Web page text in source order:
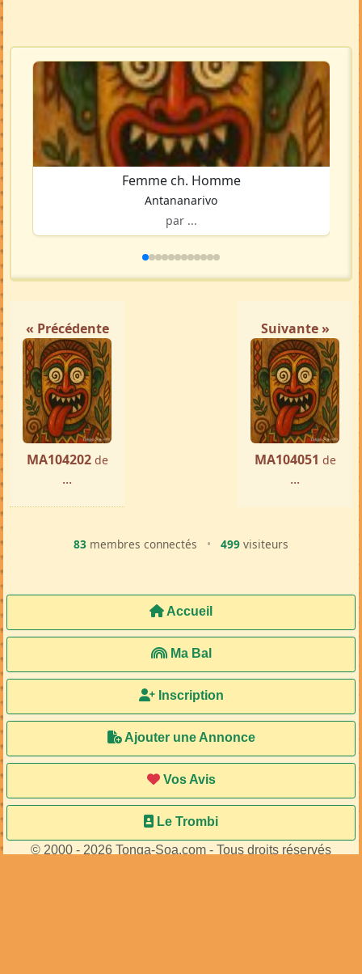
Femme ch. Homme
Antananarivo
par ...
« Précédente
MA104202 de
...
Suivante »
MA104051 de
...
83 membres connectés • 499 visiteurs
Accueil
Ma Bal
Inscription
Ajouter une Annonce
Vos Avis
Le Trombi
© 2000 - 2026 Tonga-Soa.com - Tous droits réservés